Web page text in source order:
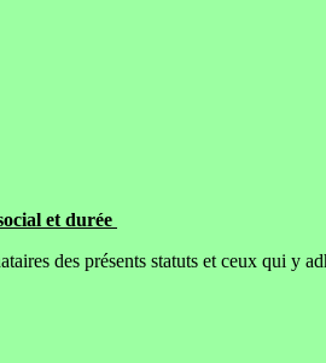
et durée
des présents statuts et ceux qui y